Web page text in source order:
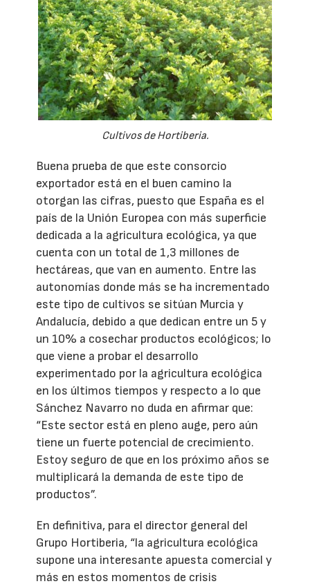
Cultivos de Hortiberia.
Buena prueba de que este consorcio
exportador está en el buen camino la
otorgan las cifras, puesto que España es el
país de la Unión Europea con más superficie
dedicada a la agricultura ecológica, ya que
cuenta con un total de 1,3 millones de
hectáreas, que van en aumento. Entre las
autonomías donde más se ha incrementado
este tipo de cultivos se sitúan Murcia y
Andalucía, debido a que dedican entre un 5 y
un 10% a cosechar productos ecológicos; lo
que viene a probar el desarrollo
experimentado por la agricultura ecológica
en los últimos tiempos y respecto a lo que
Sánchez Navarro no duda en afirmar que:
“Este sector está en pleno auge, pero aún
tiene un fuerte potencial de crecimiento.
Estoy seguro de que en los próximo años se
multiplicará la demanda de este tipo de
productos”.
En definitiva, para el director general del
Grupo Hortiberia, “la agricultura ecológica
supone una interesante apuesta comercial y
más en estos momentos de crisis